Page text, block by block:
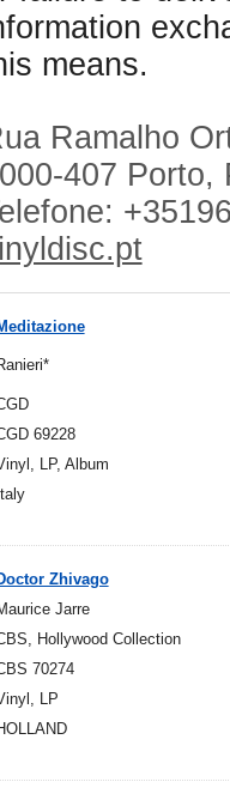
means.
Ramalho
407 Porto,
69228
LP, Album
Italy
Zhivago
Jarre
Hollywood Collection
70274
LP